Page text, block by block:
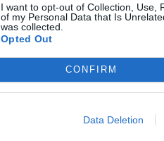
I want to opt-out of Collection, Use,
of my Personal Data that Is
was collected.
Opted Out
CONFIRM
Data Deletion